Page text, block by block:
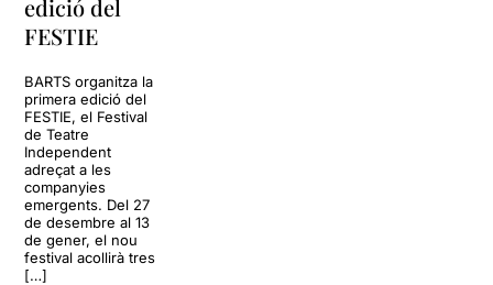
edició del
FESTIE
BARTS organitza la
primera edició del
FESTIE, el Festival
de Teatre
Independent
adreçat a les
companyies
emergents. Del 27
de desembre al 13
de gener, el nou
festival acollirà tres
[…]